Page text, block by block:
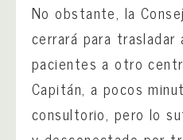
No obstante, la
cerrará para
pacientes a otro
Capitán, a pocos
consultorio, pero lo